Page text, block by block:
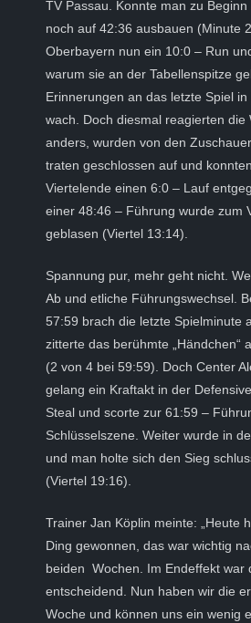
TV Passau. Konnte man zu Beginn
noch auf 42:36 ausbauen (Minute
Oberbayern nun ein 10:0 – Run
warum sie an der Tabellenspitze
Erinnerungen an das letzte Spiel
wach. Doch diesmal reagierten die
anders, wurden von den
traten geschlossen auf und
Viertelende einen 6:0 – Lauf
einer 48:46 – Führung wurde zum
geblasen (Viertel 13:14).
Spannung pur, mehr geht nicht.
Ab und etliche Führungswechsel.
57:59 brach die letzte Spielminute
zitterte das berühmte „Händchen“
(2 von 4 bei 59:59). Doch Center
gelang ein Kraftakt in der
Steal und scorte zur 61:59 –
Schlüsselszene. Weiter wurde in
und man holte sich den Sieg
(Viertel 19:16).
Trainer Jan Köplin meinte: „Heute
Ding gewonnen, das war wichtig
beiden Wochen. Im Endeffekt war
entscheidend. Nun haben wir die
Woche und können uns ein wenig